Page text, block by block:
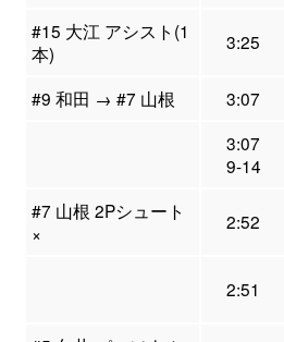
#15 大江 アシスト(1
本)
3:25
#9 和田 → #7 山根
3:07
3:07
9-14
#7 山根 2Pシュート
×
2:52
2:51